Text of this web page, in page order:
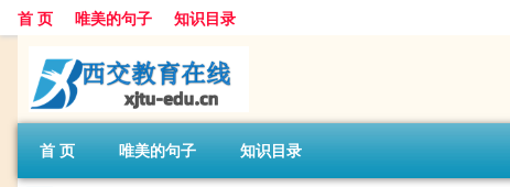
首 页 唯美的句子 知识目录
首 页 唯美的句子 知识目录